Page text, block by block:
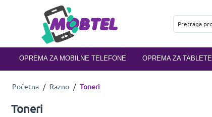
OPREMA ZA MOBILNE TELEFONE OPREMA ZA TABLETE
Početna / Razno / Toneri
Toneri